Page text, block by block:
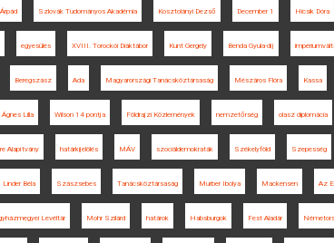
Szlovák Tudományos Akadémia Kosztolányi Dezső December 1 Hicsik Dóra
egyesülés XVIII. Torockói Diáktábor Kunt Gergely Benda Gyula-díj
Beregszász Ada Magyarországi Tanácsköztársaság Mészáros Flóra Kassa
Ágnes Lilla Wilson 14 pontja Földrajzi Közlemények nemzetőrség olasz diplomácia
Alapítvány határkijelölés MÁV szociáldemokraták Székelyföld Szepesség
Linder Béla Szászsebes Tanácsköztársaság Murber Ibolya Mackensen Az
Levéltár Mohr Szilárd határok Habsburgok Fest Aladár